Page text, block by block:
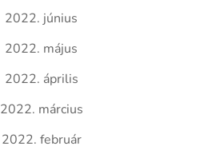
2022. június
2022. május
2022. április
2022. március
2022. február